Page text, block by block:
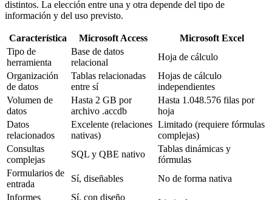
distintos. La elección entre una y otra depende del tipo de
información y del uso previsto.
Característica Microsoft Access
Microsoft Excel
Tipo de
herramienta
Base de datos
relacional
Hoja de cálculo
Organización
de datos
Tablas relacionadas
entre sí
Hojas de cálculo
independientes
Volumen de
datos
Hasta 2 GB por
archivo .accdb
Hasta 1.048.576 filas por
hoja
Datos
relacionados
Excelente (relaciones
nativas)
Limitado (requiere fórmulas
complejas)
Consultas
complejas
SQL y QBE nativo
Tablas dinámicas y
fórmulas
Formularios de
entrada
Sí, diseñables
No de forma nativa
Informes
Sí, con diseño